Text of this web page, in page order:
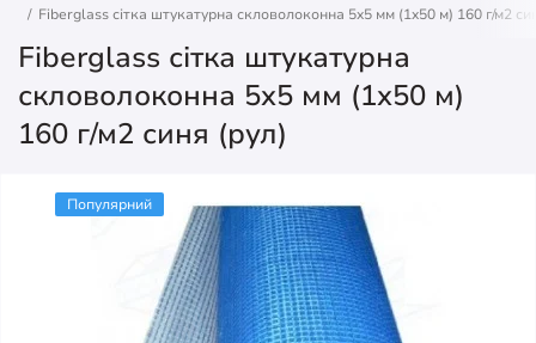
Fiberglass сітка штукатурна скловолоконна 5x5 мм (1x50 м) 160 г/м2
Fiberglass сітка штукатурна
скловолоконна 5x5 мм (1x50 м)
160 г/м2 синя (рул)
Популярний